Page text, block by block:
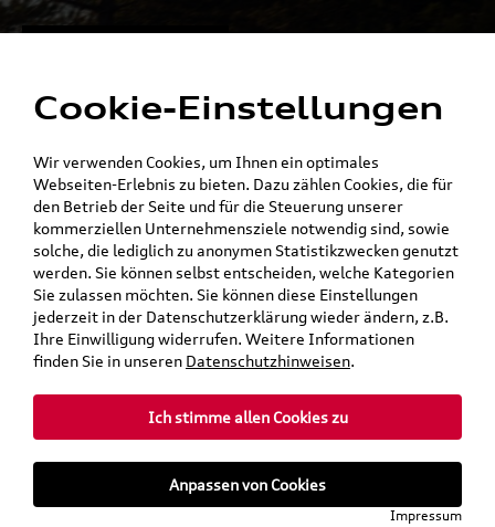
Cookie-Einstellungen
Wir verwenden Cookies, um Ihnen ein optimales
Webseiten-Erlebnis zu bieten. Dazu zählen Cookies, die für
den Betrieb der Seite und für die Steuerung unserer
kommerziellen Unternehmensziele notwendig sind, sowie
solche, die lediglich zu anonymen Statistikzwecken genutzt
werden. Sie können selbst entscheiden, welche Kategorien
Sie zulassen möchten. Sie können diese Einstellungen
jederzeit in der Datenschutzerklärung wieder ändern, z.B.
Ihre Einwilligung widerrufen. Weitere Informationen
finden Sie in unseren Datenschutzhinweisen.
Ich stimme allen Cookies zu
Anpassen von Cookies
Impressum